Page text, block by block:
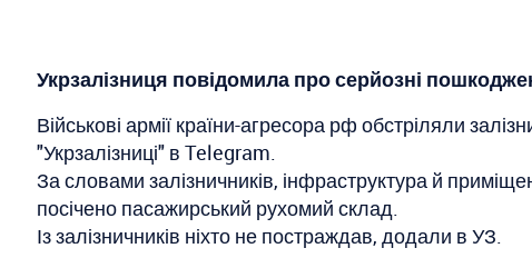
Укрзалізниця повідомила про серйозні
Військові армії країни-агресора рф обстріляли
"Укрзалізниці" в Telegram.
За словами залізничників, інфраструктура й
посічено пасажирський рухомий склад.
Із залізничників ніхто не постраждав, додали в УЗ.